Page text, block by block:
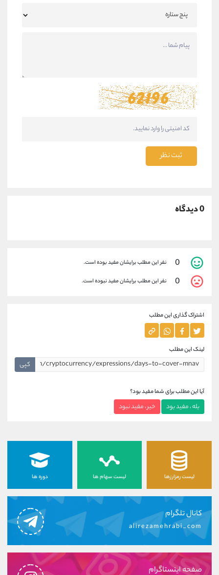
ثبت نظر
0 دیدگاه
0 نفر این مطلب برایشان مفید بوده است.
0 نفر این مطلب برایشان مفید نبوده است.
اشتراک گذاری این مطلب
لینک این مطلب
کپی
آیا این مطلب برای شما مفید بود؟
بله ، مفید بود خیر ، مفید نبود
لیست رمزارزها لیست سهام ها دوره ها
کانال تلگرام
alirezamehrabi_com
صفحه اینستاگرام